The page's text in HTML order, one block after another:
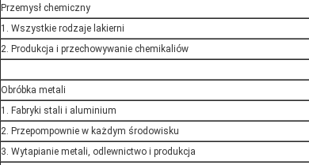
Przemysł chemiczny
1. Wszystkie rodzaje lakierni
2. Produkcja i przechowywanie chemikaliów
Obróbka metali
1. Fabryki stali i aluminium
2. Przepompownie w każdym środowisku
3. Wytapianie metali, odlewnictwo i produkcja